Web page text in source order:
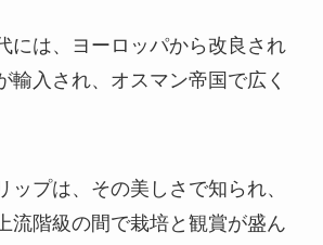
には、ヨーロッパから改良され
輸入され、オスマン帝国で広く
ップは、その美しさで知られ、
流階級の間で栽培と観賞が盛ん